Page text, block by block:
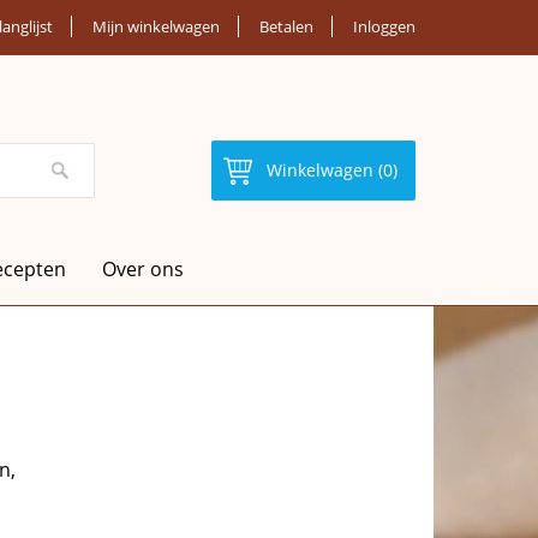
Mijn winkelwagen Betalen Inloggen
Winkelwagen (0)
Over ons